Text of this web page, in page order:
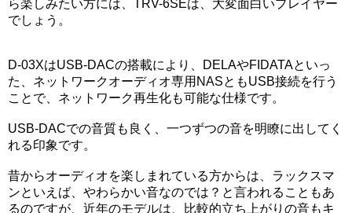
ら楽しみたい方には、TRV-6SEは、大変面白いプレイヤー
でしょう。
D-03XはUSB-DACの搭載により、DELAやFIDATAといっ
た、ネットワークオーディオ専用NASともUSB接続を行う
ことで、ネットワーク再生化も可能な仕様です。
USB-DACでの音質も良く、一つずつの音を明瞭に出してく
れる印象です。
昔からオーディオを楽しまれている方からは、ラックスマ
ンといえば、やわらかい音なのでは？と言われることもあ
るのですが、近年のモデルは、比較的立ち上がりの音もキ